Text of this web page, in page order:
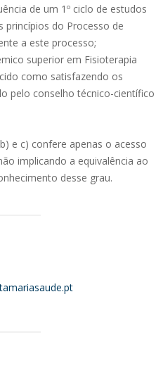
de um 1º ciclo de estudos
princípios do Processo de
a este processo;
superior em Fisioterapia
como satisfazendo os
pelo conselho técnico-científico
e c) confere apenas o acesso
implicando a equivalência ao
desse grau.